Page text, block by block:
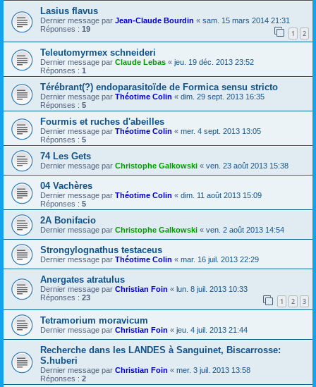
Lasius flavus
Dernier message par Jean-Claude Bourdin « sam. 15 mars 2014 21:31
Réponses : 19 1 2
Teleutomyrmex schneideri
Dernier message par Claude Lebas « jeu. 19 déc. 2013 23:52
Réponses : 1
Térébrant(?) endoparasitoïde de Formica sensu stricto
Dernier message par Théotime Colin « dim. 29 sept. 2013 16:35
Réponses : 5
Fourmis et ruches d'abeilles
Dernier message par Théotime Colin « mer. 4 sept. 2013 13:05
Réponses : 5
74 Les Gets
Dernier message par Christophe Galkowski « ven. 23 août 2013 15:38
04 Vachères
Dernier message par Théotime Colin « dim. 11 août 2013 15:09
Réponses : 5
2A Bonifacio
Dernier message par Christophe Galkowski « ven. 2 août 2013 14:54
Strongylognathus testaceus
Dernier message par Théotime Colin « mar. 16 juil. 2013 22:29
Anergates atratulus
Dernier message par Christian Foin « lun. 8 juil. 2013 10:33
Réponses : 23 1 2 3
Tetramorium moravicum
Dernier message par Christian Foin « jeu. 4 juil. 2013 21:44
Recherche dans les LANDES à Sanguinet, Biscarrosse:
S.huberi
Dernier message par Christian Foin « mer. 3 juil. 2013 13:58
Réponses : 2